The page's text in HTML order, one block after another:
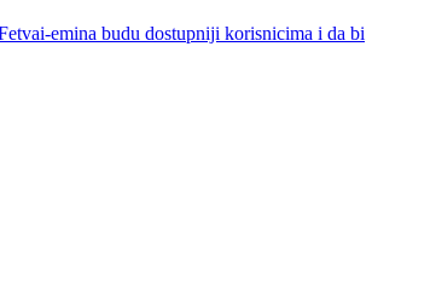
emina budu dostupniji korisnicima i da bi